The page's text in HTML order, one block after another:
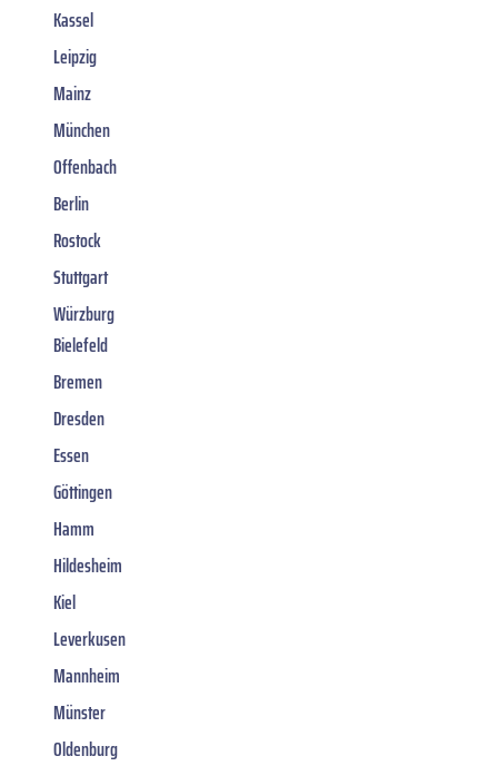
Kassel
Leipzig
Mainz
München
Offenbach
Berlin
Rostock
Stuttgart
Würzburg
Bielefeld
Bremen
Dresden
Essen
Göttingen
Hamm
Hildesheim
Kiel
Leverkusen
Mannheim
Münster
Oldenburg